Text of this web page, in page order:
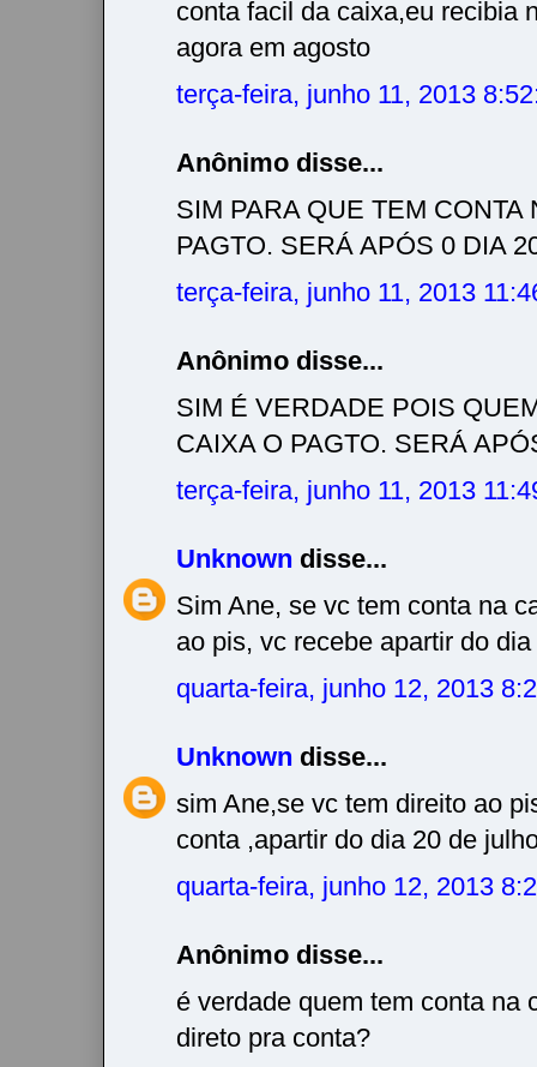
conta facil da caixa,eu recibia
agora em agosto
terça-feira, junho 11, 2013
Anônimo disse...
SIM PARA QUE TEM CONTA
PAGTO. SERÁ APÓS 0 DIA
terça-feira, junho 11, 2013
Anônimo disse...
SIM É VERDADE POIS
CAIXA O PAGTO. SERÁ
terça-feira, junho 11, 2013
Unknown disse...
Sim Ane, se vc tem conta na
ao pis, vc recebe apartir do
quarta-feira, junho 12, 2013
Unknown disse...
sim Ane,se vc tem direito ao
conta ,apartir do dia 20 de
quarta-feira, junho 12, 2013
Anônimo disse...
é verdade quem tem conta na
direto pra conta?